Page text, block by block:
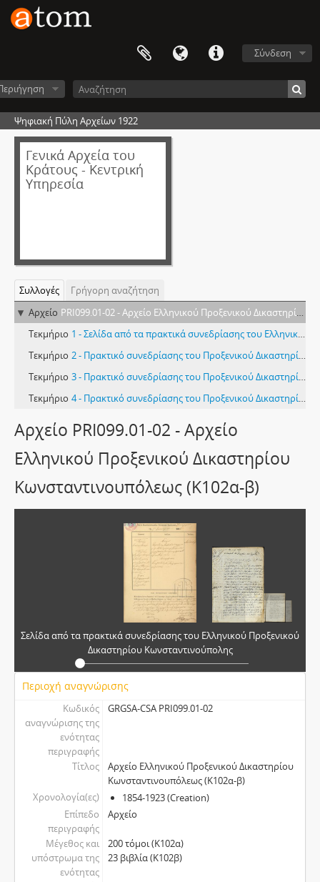
Σύνδεση
Ψηφιακή Πύλη Αρχείων 1922
Γενικά Αρχεία του
Κράτους - Κεντρική
Υπηρεσία
Συλλογές
Γρήγορη αναζήτηση
Αρχείο PRI099.01-02 - Αρχείο Ελληνικού Προξενικού Δικαστηρίου Κωνσταντινουπόλεως (Κ102α-β)
Τεκμήριο 1 - Σελίδα από τα πρακτικά συνεδρίασης του Ελληνικού Προξενικού Δικαστηρίου Κωνσταντινούπολης
Τεκμήριο 2 - Πρακτικό συνεδρίασης του Προξενικού Δικαστηρίου Κωνσταντινουπόλεως (1)
Τεκμήριο 3 - Πρακτικό συνεδρίασης του Προξενικού Δικαστηρίου Κωνσταντινουπόλεως (2)
Τεκμήριο 4 - Πρακτικό συνεδρίασης του Προξενικού Δικαστηρίου Κωνσταντινουπόλεως (3)
Αρχείο PRI099.01-02 - Αρχείο
Ελληνικού Προξενικού Δικαστηρίου
Κωνσταντινουπόλεως (Κ102α-β)
Σελίδα από τα πρακτικά συνεδρίασης του Ελληνικού Προξενικού
Δικαστηρίου Κωνσταντινούπολης
Περιοχή αναγνώρισης
Κωδικός
αναγνώρισης της
ενότητας
περιγραφής
GRGSA-CSA PRI099.01-02
Τίτλος
Αρχείο Ελληνικού Προξενικού Δικαστηρίου
Κωνσταντινουπόλεως (Κ102α-β)
Χρονολογία(ες)
1854-1923 (Creation)
Επίπεδο
περιγραφής
Αρχείο
Μέγεθος και
υπόστρωμα της
ενότητας
200 τόμοι (Κ102α)
23 βιβλία (Κ102β)